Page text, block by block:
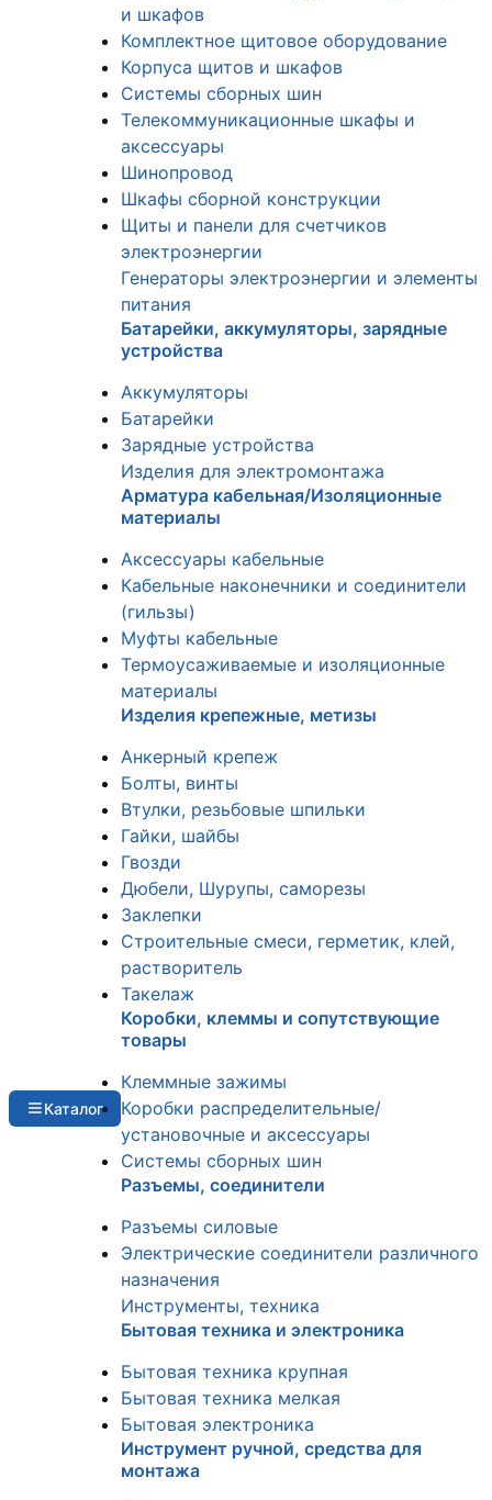
Каталог
и шкафов
Комплектное щитовое оборудование
Корпуса щитов и шкафов
Системы сборных шин
Телекоммуникационные шкафы и
аксессуары
Шинопровод
Шкафы сборной конструкции
Щиты и панели для счетчиков
электроэнергии
Генераторы электроэнергии и элементы
питания
Батарейки, аккумуляторы, зарядные
устройства
Аккумуляторы
Батарейки
Зарядные устройства
Изделия для электромонтажа
Арматура кабельная/Изоляционные
материалы
Аксессуары кабельные
Кабельные наконечники и соединители
(гильзы)
Муфты кабельные
Термоусаживаемые и изоляционные
материалы
Изделия крепежные, метизы
Анкерный крепеж
Болты, винты
Втулки, резьбовые шпильки
Гайки, шайбы
Гвозди
Дюбели, Шурупы, саморезы
Заклепки
Строительные смеси, герметик, клей,
растворитель
Такелаж
Коробки, клеммы и сопутствующие
товары
Клеммные зажимы
Коробки распределительные/
установочные и аксессуары
Системы сборных шин
Разъемы, соединители
Разъемы силовые
Электрические соединители различного
назначения
Инструменты, техника
Бытовая техника и электроника
Бытовая техника крупная
Бытовая техника мелкая
Бытовая электроника
Инструмент ручной, средства для
монтажа